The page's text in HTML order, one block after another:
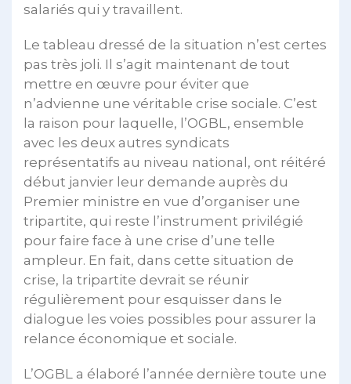
salariés qui y travaillent.
Le tableau dressé de la situation n’est certes
pas très joli. Il s’agit maintenant de tout
mettre en œuvre pour éviter que
n’advienne une véritable crise sociale. C’est
la raison pour laquelle, l’OGBL, ensemble
avec les deux autres syndicats
représentatifs au niveau national, ont réitéré
début janvier leur demande auprès du
Premier ministre en vue d’organiser une
tripartite, qui reste l’instrument privilégié
pour faire face à une crise d’une telle
ampleur. En fait, dans cette situation de
crise, la tripartite devrait se réunir
régulièrement pour esquisser dans le
dialogue les voies possibles pour assurer la
relance économique et sociale.
L’OGBL a élaboré l’année dernière toute une